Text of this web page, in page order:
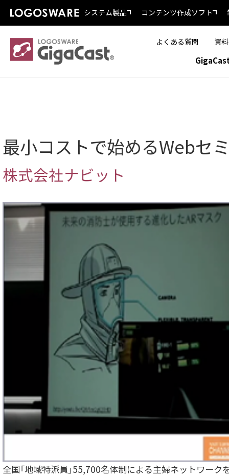
システム製品 コンテンツ作成ソフト
よくある質問 資
最小コストで始めるWebセ
株式会社ナビット
全国「地域特派員」55,700名体制による主婦ネットワーク